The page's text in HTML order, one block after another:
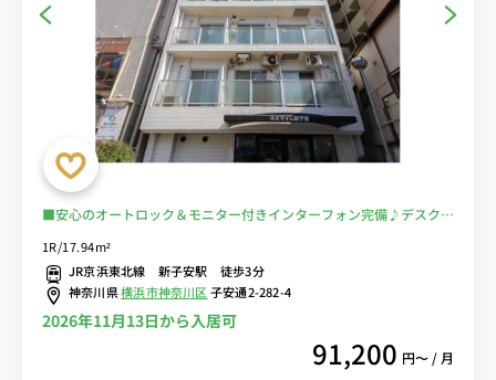
■安心のオートロック＆モニター付きインターフォン完備♪デスク＆
駅」京急本線「京急新子安駅」徒歩3分/東京・横浜まで乗換なしでア
クセス/駅前に深夜1時半まで営業のスーパー「相鉄ローゼン」あり■
選べるWi-Fi格安レンタル中！
1R/17.94m²
JR京浜東北線 新子安駅 徒歩3分
神奈川県横浜市神奈川区子安通2-282-4
2026年11月13日から入居可
91,200 円〜 / 月